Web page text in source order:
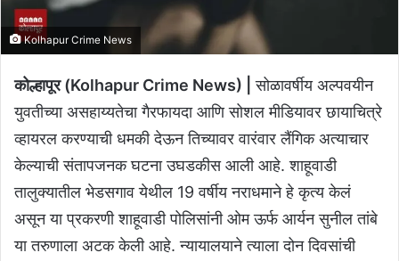
Kolhapur Crime News
कोल्हापूर (Kolhapur Crime News) |
सोळावर्षीय अल्पवयीन
युवतीच्या असहाय्यतेचा गैरफायदा आणि सोशल मीडियावर छायाचित्रे
व्हायरल करण्याची धमकी देऊन तिच्यावर वारंवार लैंगिक अत्याचार
केल्याची संतापजनक घटना उघडकीस आली आहे. शाहूवाडी
तालुक्यातील भेडसगाव येथील 19 वर्षीय नराधमाने हे कृत्य केलं
असून या प्रकरणी शाहूवाडी पोलिसांनी ओम ऊर्फ आर्यन सुनील तांबे
या तरुणाला अटक केली आहे. न्यायालयाने त्याला दोन दिवसांची